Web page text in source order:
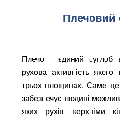
Плечовий
Плечо – єдиний суглоб
рухова активність
трьох площинах. Саме
забезпечує людині
яких рухів верхніми